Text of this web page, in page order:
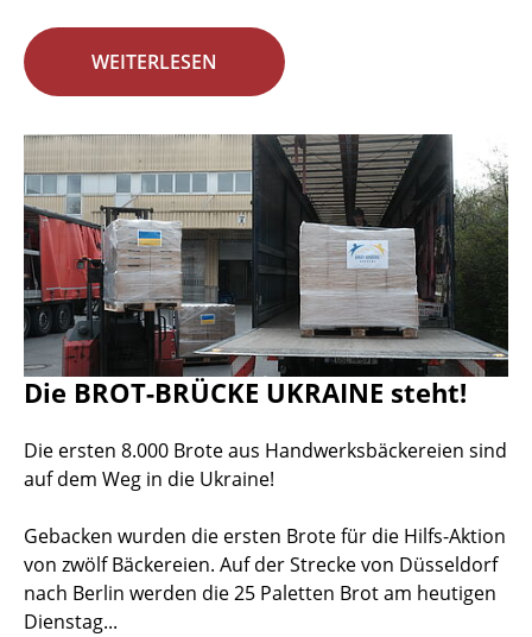
WEITERLESEN
Die BROT-BRÜCKE UKRAINE steht!
Die ersten 8.000 Brote aus Handwerksbäckereien sind
auf dem Weg in die Ukraine!
Gebacken wurden die ersten Brote für die Hilfs-Aktion
von zwölf Bäckereien. Auf der Strecke von Düsseldorf
nach Berlin werden die 25 Paletten Brot am heutigen
Dienstag...